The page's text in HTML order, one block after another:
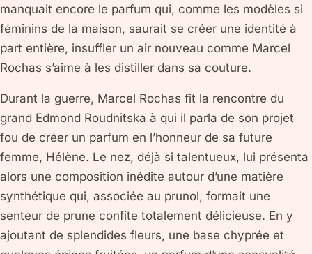
manquait encore le parfum qui, comme les modèles si
féminins de la maison, saurait se créer une identité à
part entière, insuffler un air nouveau comme Marcel
Rochas s’aime à les distiller dans sa couture.
Durant la guerre, Marcel Rochas fit la rencontre du
grand Edmond Roudnitska à qui il parla de son projet
fou de créer un parfum en l’honneur de sa future
femme, Hélène. Le nez, déjà si talentueux, lui présenta
alors une composition inédite autour d’une matière
synthétique qui, associée au prunol, formait une
senteur de prune confite totalement délicieuse. En y
ajoutant de splendides fleurs, une base chyprée et